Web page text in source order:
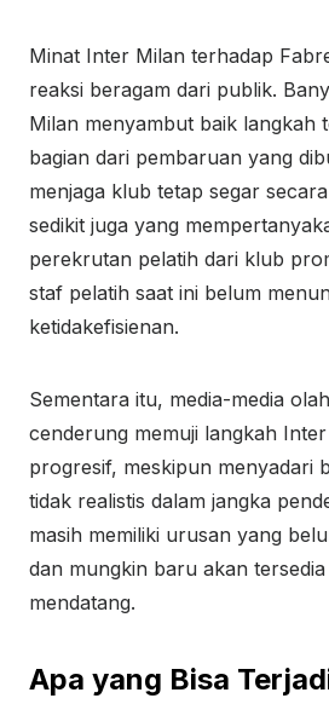
Minat Inter Milan terhadap
reaksi beragam dari publik.
Milan menyambut baik langkah
bagian dari pembaruan yang
menjaga klub tetap segar
sedikit juga yang
perekrutan pelatih dari klub
staf pelatih saat ini belum
ketidakefisienan.
Sementara itu, media-media
cenderung memuji langkah
progresif, meskipun menyadari
tidak realistis dalam jangka
masih memiliki urusan yang
dan mungkin baru akan
mendatang.
Apa yang Bisa